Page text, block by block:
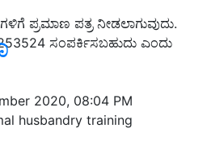
ಪ್ರಮಾಣ ಪತ್ರ ನೀಡಲಾಗುವುದು.
ಸಂಪರ್ಕಿಸಬಹುದು ಎಂದು
2020, 08:04 PM
husbandry training